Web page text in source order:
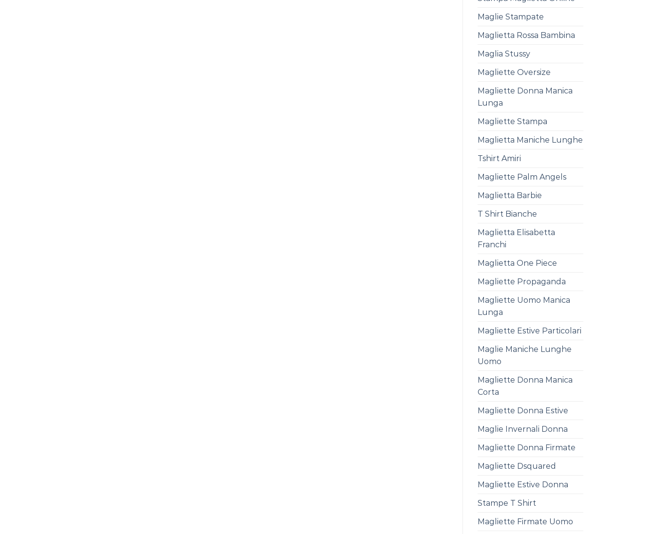
Maglie Stampate
Maglietta Rossa Bambina
Maglia Stussy
Magliette Oversize
Magliette Donna Manica
Lunga
Magliette Stampa
Maglietta Maniche Lunghe
Tshirt Amiri
Magliette Palm Angels
Maglietta Barbie
T Shirt Bianche
Maglietta Elisabetta
Franchi
Maglietta One Piece
Magliette Propaganda
Magliette Uomo Manica
Lunga
Magliette Estive Particolari
Maglie Maniche Lunghe
Uomo
Magliette Donna Manica
Corta
Magliette Donna Estive
Maglie Invernali Donna
Magliette Donna Firmate
Magliette Dsquared
Magliette Estive Donna
Stampe T Shirt
Magliette Firmate Uomo